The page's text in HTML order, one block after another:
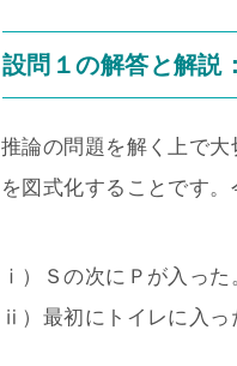
設問１の解答と解説：
推論の問題を解く上で
を図式化することです
ⅰ）Ｓの次にＰが入った
ⅱ）最初にトイレに入っ